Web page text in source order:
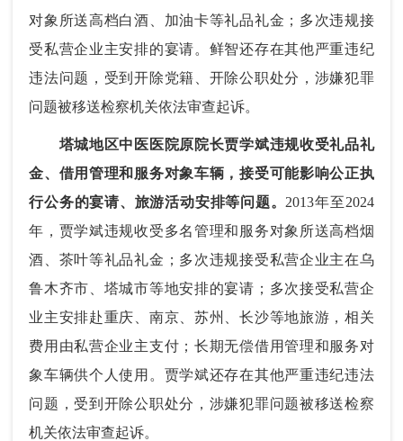
对象所送高档白酒、加油卡等礼品礼金；多次违规接
受私营企业主安排的宴请。鲜智还存在其他严重违纪
违法问题，受到开除党籍、开除公职处分，涉嫌犯罪
问题被移送检察机关依法审查起诉。
塔城地区中医医院原院长贾学斌违规收受礼品礼
金、借用管理和服务对象车辆，接受可能影响公正执
行公务的宴请、旅游活动安排等问题。 2013年至2024
年，贾学斌违规收受多名管理和服务对象所送高档烟
酒、茶叶等礼品礼金；多次违规接受私营企业主在乌
鲁木齐市、塔城市等地安排的宴请；多次接受私营企
业主安排赴重庆、南京、苏州、长沙等地旅游，相关
费用由私营企业主支付；长期无偿借用管理和服务对
象车辆供个人使用。贾学斌还存在其他严重违纪违法
问题，受到开除公职处分，涉嫌犯罪问题被移送检察
机关依法审查起诉。